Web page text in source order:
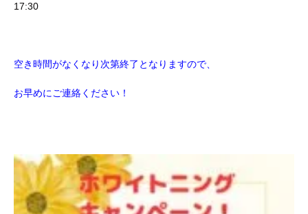
17:30
空き時間がなくなり次第終了となりますので、
お早めにご連絡ください！